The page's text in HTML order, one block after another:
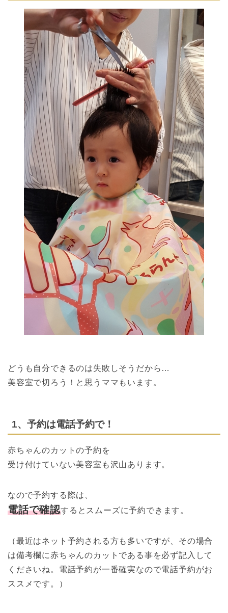
どうも自分できるのは失敗しそうだから…
美容室で切ろう！と思うママもいます。
1、予約は電話予約で！
赤ちゃんのカットの予約を
受け付けていない美容室も沢山あります。
なので予約する際は、
電話で確認するとスムーズに予約できます。
（最近はネット予約される方も多いですが、その場合
は備考欄に赤ちゃんのカットである事を必ず記入して
くださいね。 電話予約が一番確実なので電話予約がお
ススメです。
）